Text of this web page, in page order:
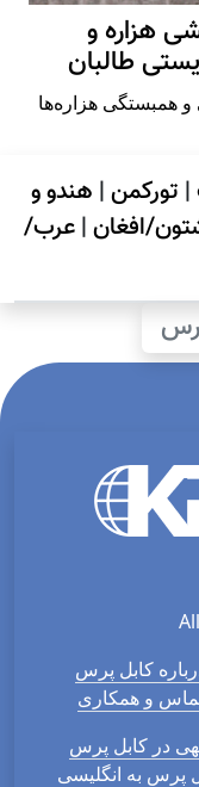
هزاره و
طالبان
همبستگی هزاره‌ها
| تورکمن| هندو و
افغان|عرب/
کابل پرس
و همکاری
در کابل پرس
پرس به انگلیسی